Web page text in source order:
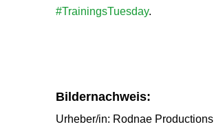
#TrainingsTuesday.
Bildernachweis:
Urheber/in: Rodnae